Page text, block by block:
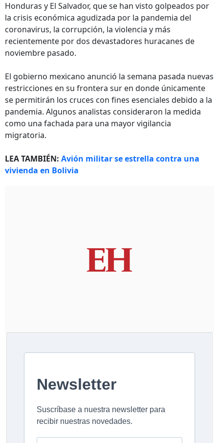
Honduras y El Salvador, que se han visto golpeados por
la crisis económica agudizada por la pandemia del
coronavirus, la corrupción, la violencia y más
recientemente por dos devastadores huracanes de
noviembre pasado.
El gobierno mexicano anunció la semana pasada nuevas
restricciones en su frontera sur en donde únicamente
se permitirán los cruces con fines esenciales debido a la
pandemia. Algunos analistas consideraron la medida
como una fachada para una mayor vigilancia
migratoria.
LEA TAMBIÉN: Avión militar se estrella contra una
vivienda en Bolivia